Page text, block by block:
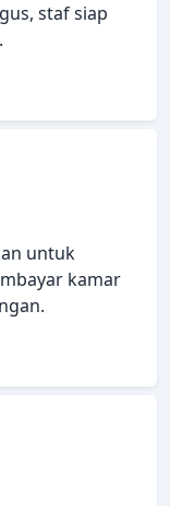
staf siap
untuk
kamar